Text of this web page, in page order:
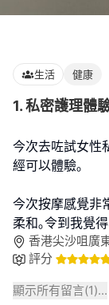
生活 健康
1. 私密護理體
今次去咗試女
經可以體驗｡
今次按摩感覺非
柔和｡令到我覺
香港尖沙咀廣
評分
顯示所有留言(1)...